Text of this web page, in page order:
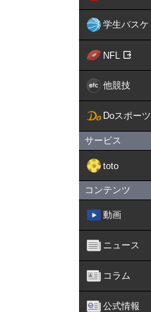
学生バスケ
NFL
他競技
Doスポーツ
サービス
toto
コンテンツ
動画
ニュース
コラム
公式情報